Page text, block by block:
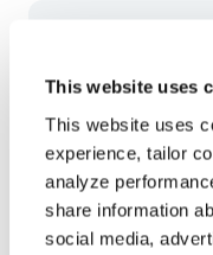
This website uses
This website uses
experience, tailor
analyze
share information
social media,
العالمية
مجال ابتكار
توسيع نطاق